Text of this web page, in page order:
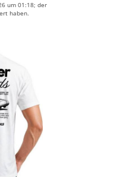
um 01:18; der
haben.